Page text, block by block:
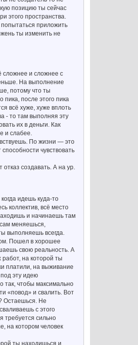
позицию ты сейчас
этого пространства.
попытаться приложить
ты изменить не
сложнее и сложнее с
На выполнение
потому что ты
после этого пика
всё хуже, хуже вплоть
- то там выполняя эту
их в деньги. Как
и слабее.
По жизни — это
чувствовать
создавать. А на ур.
идешь куда-то
коллектив, всё место
и начинаешь там
меняешься,
выполняешь всегда.
Пошел в хорошее
свою реальность. А
на которой ты
платили, на выживание
эту идею
так, чтобы максимально
«повод» и свалить. Вот
Остаешься. Не
с этого
требуется сильно
на котором человек
ты находишься и